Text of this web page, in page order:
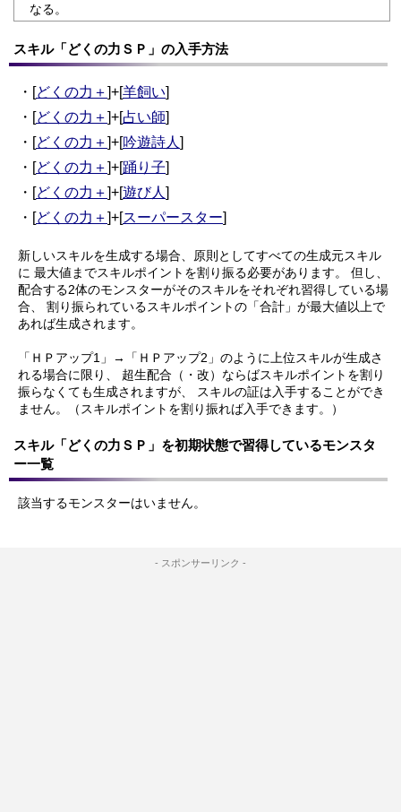
なる。
スキル「どくの力ＳＰ」の入手方法
・[どくの力＋]+[羊飼い]
・[どくの力＋]+[占い師]
・[どくの力＋]+[吟遊詩人 ]
・[どくの力＋]+[踊り子]
・[どくの力＋]+[遊び人 ]
・[どくの力＋]+[スーパースター]
新しいスキルを生成する場合、原則としてすべての生成元スキル
に 最大値までスキルポイントを割り振る必要があります。
但し、
配合する2体のモンスターがそのスキルをそれぞれ習得している場
合、
割り振られているスキルポイントの「合計」が最大値以上で
あれば生成されます。
「ＨＰアップ1」→「ＨＰアップ2」のように上位スキルが生成さ
れる場合に限り、
超生配合（・改）ならばスキルポイントを割り
振らなくても生成されますが、
スキルの証は入手することができ
ません。（スキルポイントを割り振れば入手できます。）
スキル「どくの力ＳＰ」を初期状態で習得しているモンスタ
ー一覧
該当するモンスターはいません。
- スポンサーリンク -